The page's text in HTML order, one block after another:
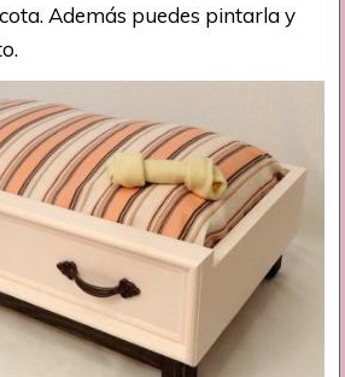
Además puedes pintarla y